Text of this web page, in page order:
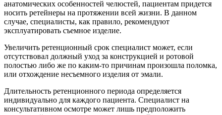
анатомических особенностей челюстей, пациентам придется
носить ретейнеры на протяжении всей жизни. В данном
случае, специалисты, как правило, рекомендуют
эксплуатировать съемное изделие.
Увеличить ретенционный срок специалист может, если
отсутствовал должный уход за конструкцией и ротовой
полостью либо же по каким-то причинам произошла поломка,
или отхождение несъемного изделия от эмали.
Длительность ретенционного периода определяется
индивидуально для каждого пациента. Специалист на
консультативном осмотре может лишь предположить